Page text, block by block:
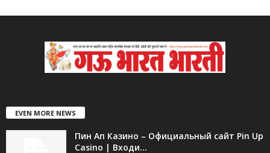
EVEN MORE NEWS
Пин Ап Казино – Официальный сайт Pin Up
Casino | Входи...